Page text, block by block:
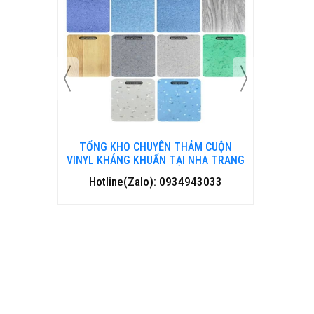
TỔNG KHO CHUYÊN THẢM CUỘN
VINYL KHÁNG KHUẨN TẠI NHA TRANG
Hotline(Zalo): 0934943033